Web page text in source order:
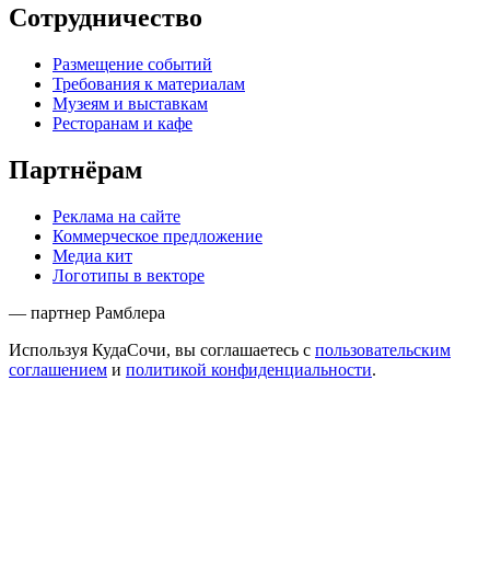
Сотрудничество
Размещение событий
Требования к материалам
Музеям и выставкам
Ресторанам и кафе
Партнёрам
Реклама на сайте
Коммерческое предложение
Медиа кит
Логотипы в векторе
— партнер Рамблера
Используя КудаСочи, вы соглашаетесь с пользовательским
соглашением и политикой конфиденциальности.